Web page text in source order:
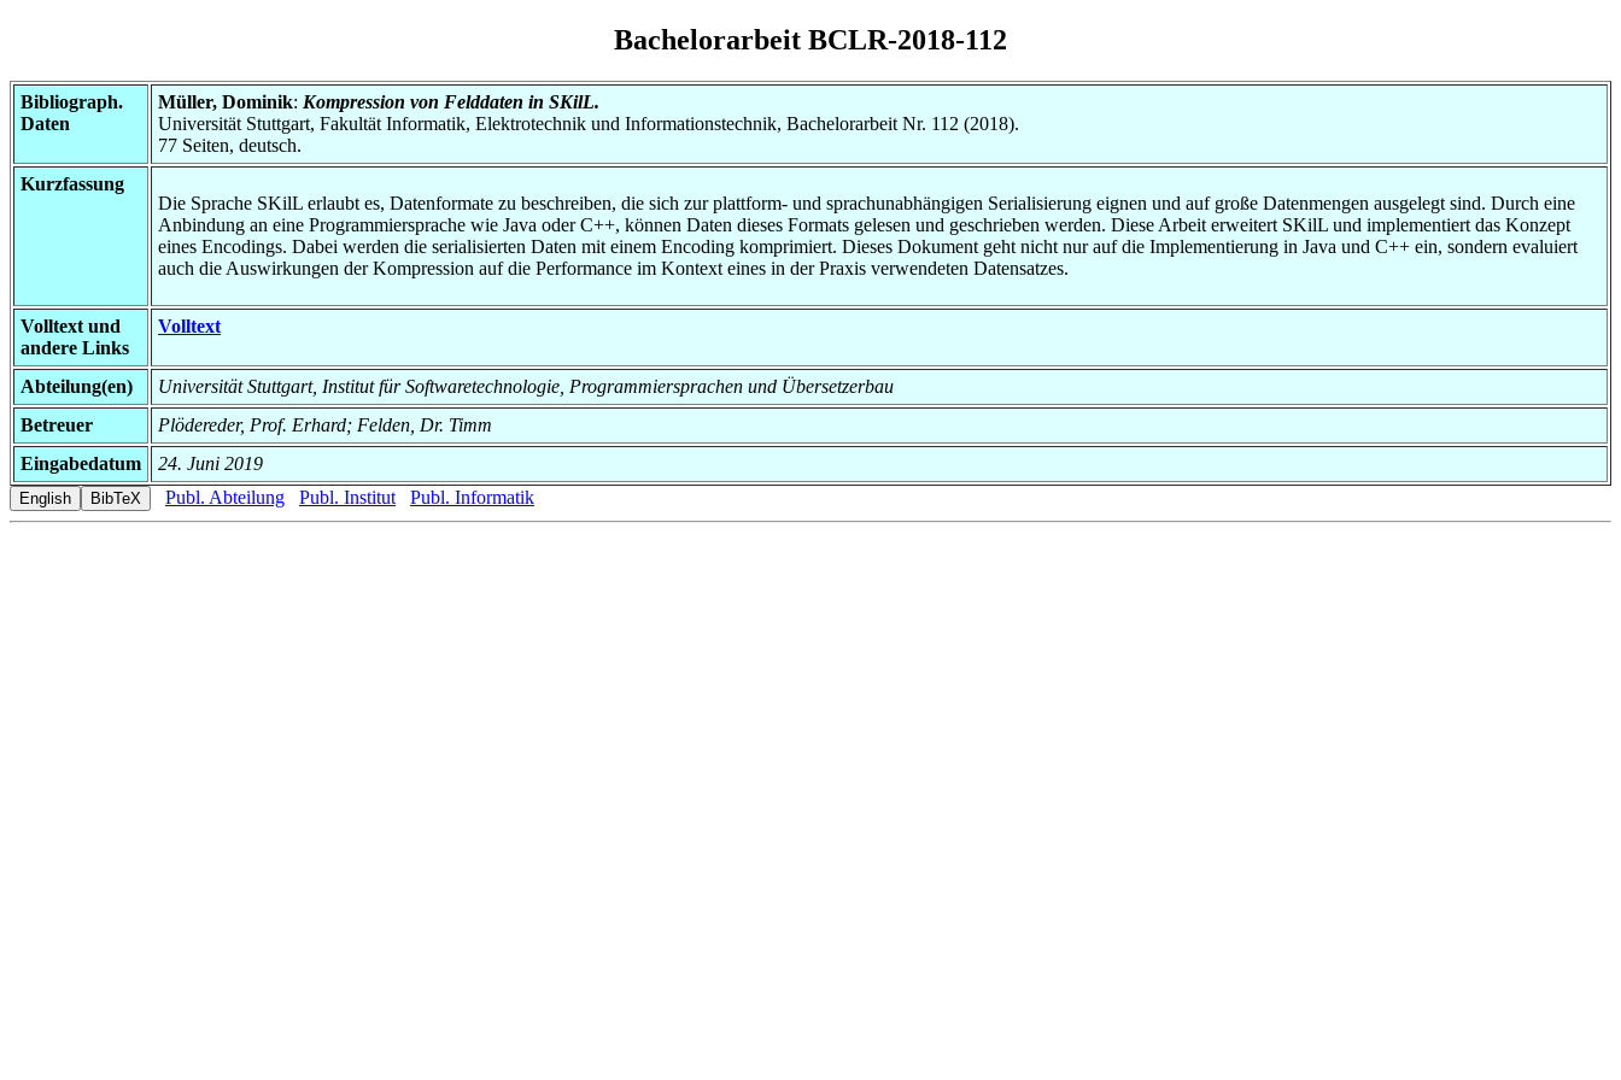
Bachelorarbeit BCLR-2018-112
Bibliograph.
Daten
Müller, Dominik: Kompression von Felddaten in SKilL.
Universität Stuttgart, Fakultät Informatik, Elektrotechnik und Informationstechnik, Bachelorarbeit Nr. 112 (2018).
77 Seiten, deutsch.
Kurzfassung
Die Sprache SKilL erlaubt es, Datenformate zu beschreiben, die sich zur plattform- und sprachunabhängigen Serialisierung eignen und auf große Datenmengen ausgelegt sind. Durch eine
Anbindung an eine Programmiersprache wie Java oder C++, können Daten dieses Formats gelesen und geschrieben werden. Diese Arbeit erweitert SKilL und implementiert das Konzept
eines Encodings. Dabei werden die serialisierten Daten mit einem Encoding komprimiert. Dieses Dokument geht nicht nur auf die Implementierung in Java und C++ ein, sondern evaluiert
auch die Auswirkungen der Kompression auf die Performance im Kontext eines in der Praxis verwendeten Datensatzes.
Volltext und
andere Links
Volltext
Abteilung(en)
Universität Stuttgart, Institut für Softwaretechnologie, Programmiersprachen und Übersetzerbau
Betreuer
Plödereder, Prof. Erhard; Felden, Dr. Timm
Eingabedatum
24. Juni 2019
Publ. Abteilung
Publ. Institut Publ. Informatik